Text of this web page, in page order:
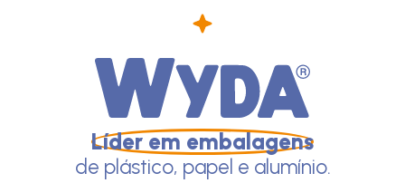
Líder em embalagens
de plástico, papel e alumínio.